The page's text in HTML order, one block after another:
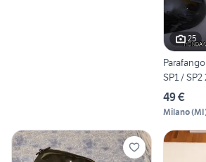
25
SP1 /
49 €
Milano(MI